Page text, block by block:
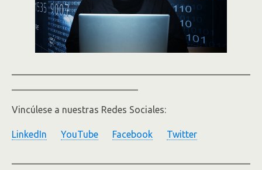
Vincúlese a nuestras Redes Sociales:
LinkedIn YouTube Facebook Twitter